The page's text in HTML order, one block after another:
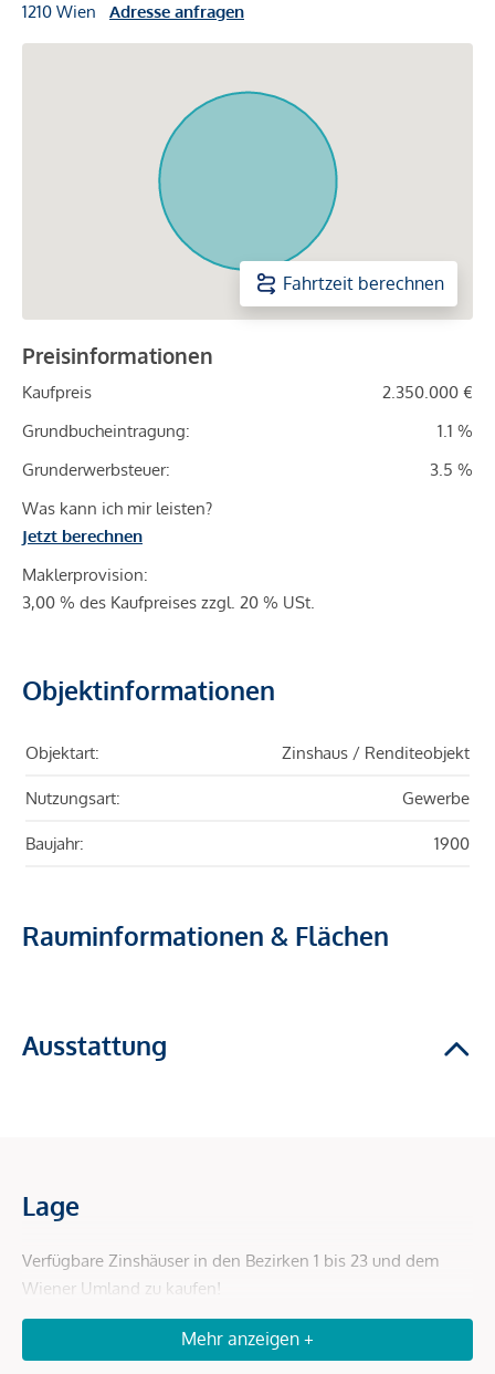
1210 Wien Adresse anfragen
Fahrtzeit berechnen
Preisinformationen
Kaufpreis
2.350.000 €
Grundbucheintragung:
1.1 %
Grunderwerbsteuer:
3.5 %
Was kann ich mir leisten?
Jetzt berechnen
Maklerprovision:
3,00 % des Kaufpreises zzgl. 20 % USt.
Objektinformationen
Objektart: Zinshaus / Renditeobjekt
Nutzungsart: Gewerbe
Baujahr: 1900
Rauminformationen & Flächen
Ausstattung
Lage
Verfügbare Zinshäuser in den Bezirken 1 bis 23 und dem
Wiener Umland zu kaufen!
Mehr anzeigen +